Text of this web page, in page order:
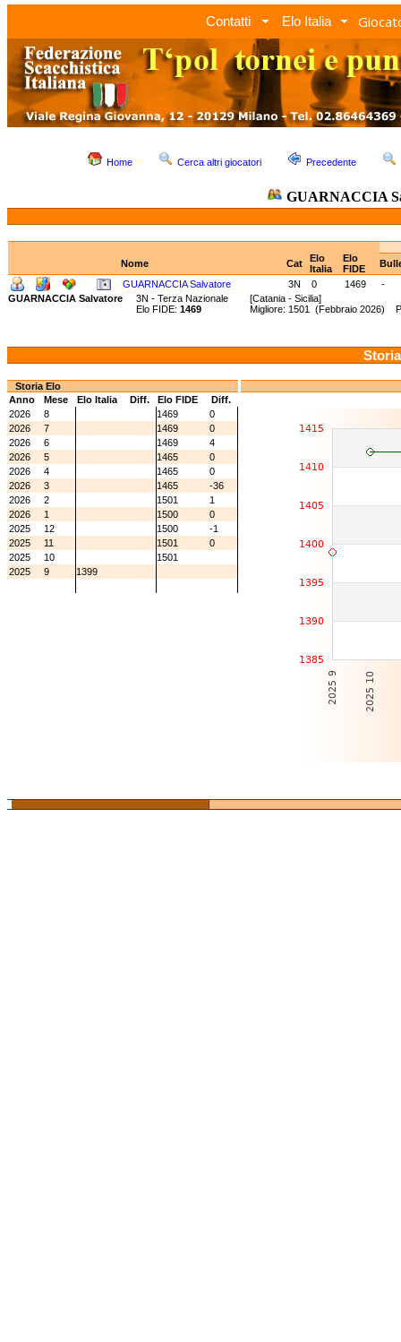
Contatti Elo Italia
Home Cerca altri giocatori Precedente
GUARNACCIA
Nome Cat
Elo
Italia
Elo
FIDE
GUARNACCIA Salvatore
3N 0 1469
-
GUARNACCIA Salvatore
3N - Terza Nazionale [Catania - Sicilia]
Elo FIDE: 1469 Migliore: 1501 (Febbraio 2026)
Storia Elo
Anno
Mese Elo Italia Diff. Elo FIDE
Diff.
2026
8 1469
0
2026
7 1469
0
2026
6 1469
4
2026
5 1465
0
2026
4 1465
0
2026
3 1465
-36
2026
2 1501
1
2026
1 1500
0
2025
12 1500
-1
2025
11 1501
0
2025
10
1501
2025
9 1399